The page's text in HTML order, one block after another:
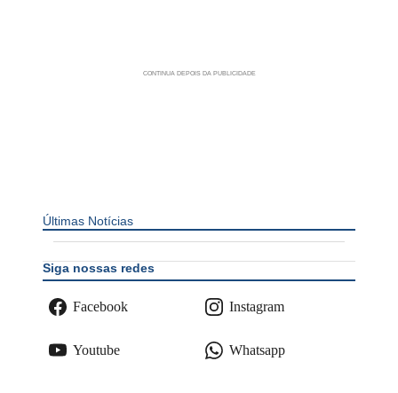
Últimas Notícias
Siga nossas redes
Facebook Instagram
Youtube Whatsapp